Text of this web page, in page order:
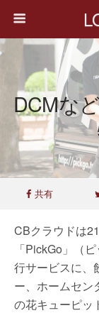
DCMな
共有
CBクラウドは
「PickGo」（
行サービスに、
ー、ホームセン
の花キューピッ